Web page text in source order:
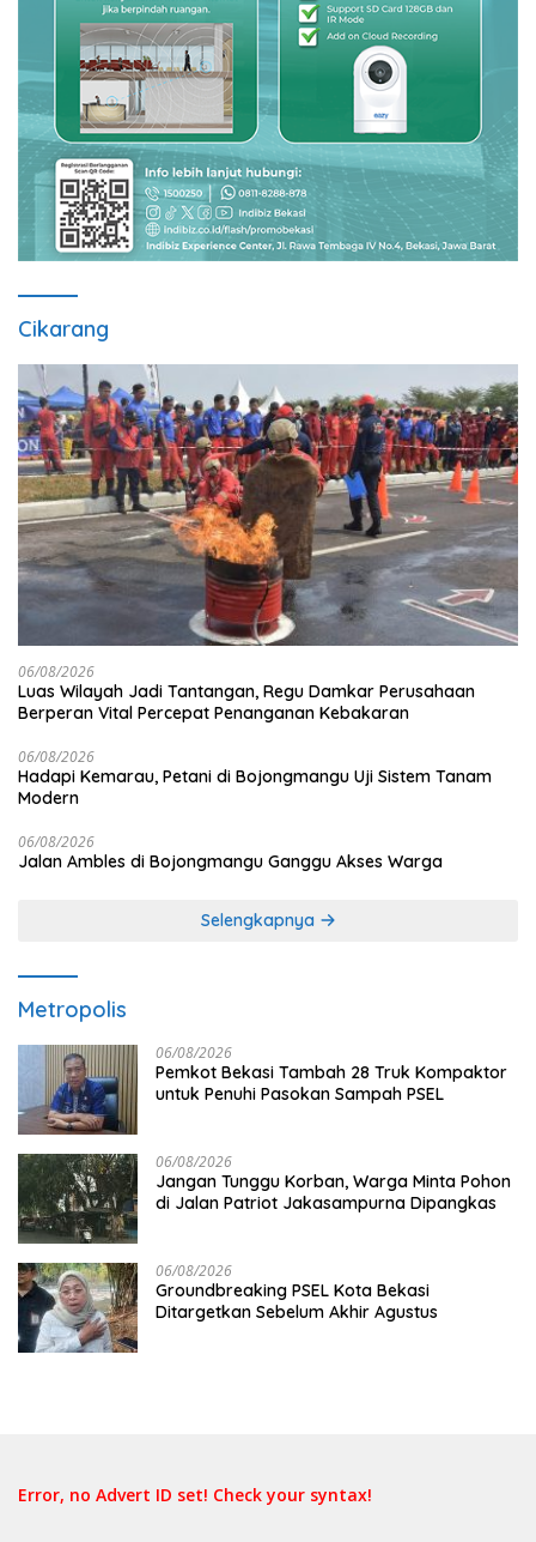
Cikarang
06/08/2026
Luas Wilayah Jadi Tantangan, Regu Damkar Perusahaan
Berperan Vital Percepat Penanganan Kebakaran
06/08/2026
Hadapi Kemarau, Petani di Bojongmangu Uji Sistem Tanam
Modern
06/08/2026
Jalan Ambles di Bojongmangu Ganggu Akses Warga
Selengkapnya
Metropolis
06/08/2026
Pemkot Bekasi Tambah 28 Truk Kompaktor
untuk Penuhi Pasokan Sampah PSEL
06/08/2026
Jangan Tunggu Korban, Warga Minta Pohon
di Jalan Patriot Jakasampurna Dipangkas
06/08/2026
Groundbreaking PSEL Kota Bekasi
Ditargetkan Sebelum Akhir Agustus
Error, no Advert ID set! Check your syntax!